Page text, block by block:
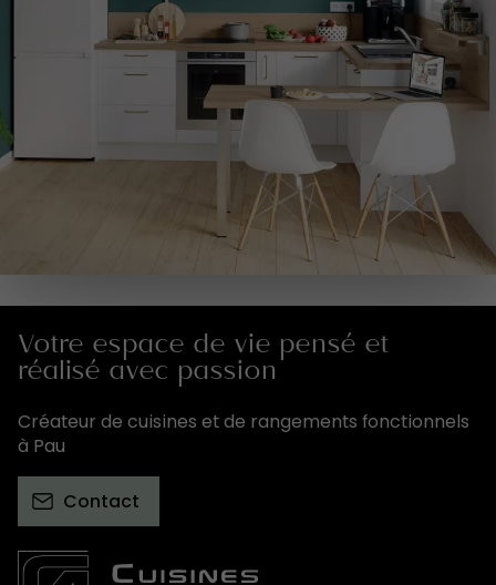
Votre espace de vie pensé et
réalisé avec passion
Créateur de cuisines et de rangements fonctionnels
à Pau
Contact